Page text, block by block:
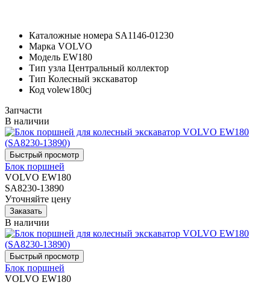
Каталожные номера SA1146-01230
Марка VOLVO
Модель EW180
Тип узла Центральный коллектор
Тип Колесный экскаватор
Код volew180cj
Запчасти
В наличии
Блок поршней
VOLVO EW180
SA8230-13890
Уточняйте цену
В наличии
Блок поршней
VOLVO EW180